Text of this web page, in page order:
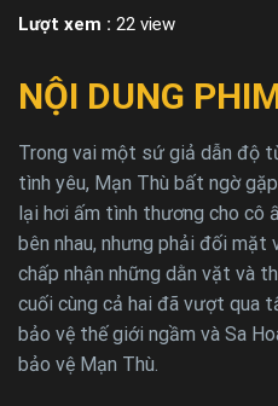
Lượt xem : 22 view
NỘI DUNG
Trong vai một sứ giả dẫn độ
tình yêu, Mạn Thù bất ngờ
lại hơi ấm tình thương cho cô
bên nhau, nhưng phải đối
chấp nhận những dằn vặt và
cuối cùng cả hai đã vượt qua
bảo vệ thế giới ngầm và Sa
bảo vệ Mạn Thù.